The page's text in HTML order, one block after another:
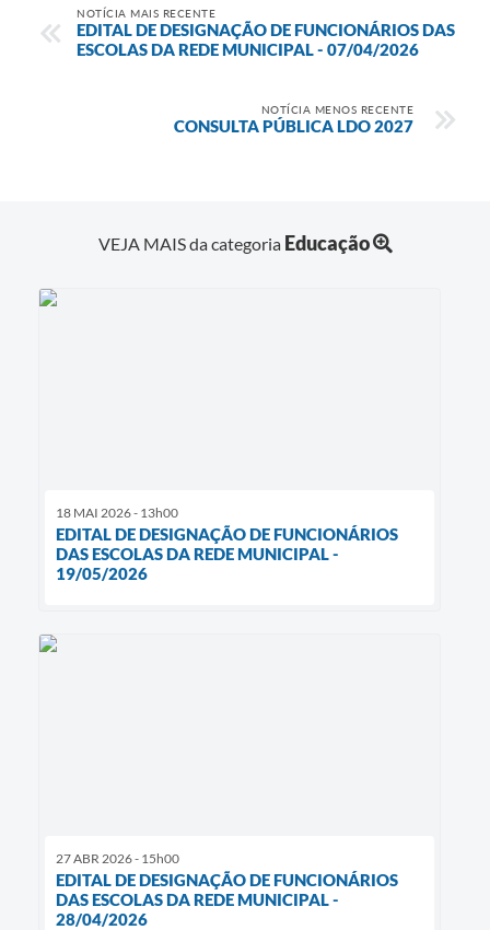
Contato
NOTÍCIA MAIS RECENTE
EDITAL DE DESIGNAÇÃO DE FUNCIONÁRIOS DAS
ESCOLAS DA REDE MUNICIPAL - 07/04/2026
NOTÍCIA MENOS RECENTE
CONSULTA PÚBLICA LDO 2027
VEJA MAIS da categoria Educação
18 MAI 2026 - 13h00
EDITAL DE DESIGNAÇÃO DE FUNCIONÁRIOS
DAS ESCOLAS DA REDE MUNICIPAL -
19/05/2026
27 ABR 2026 - 15h00
EDITAL DE DESIGNAÇÃO DE FUNCIONÁRIOS
DAS ESCOLAS DA REDE MUNICIPAL -
28/04/2026